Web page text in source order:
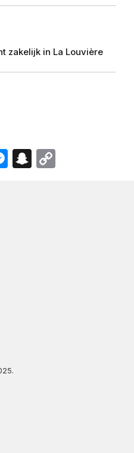
zakelijk in La Louvière
Messenger
Snapchat